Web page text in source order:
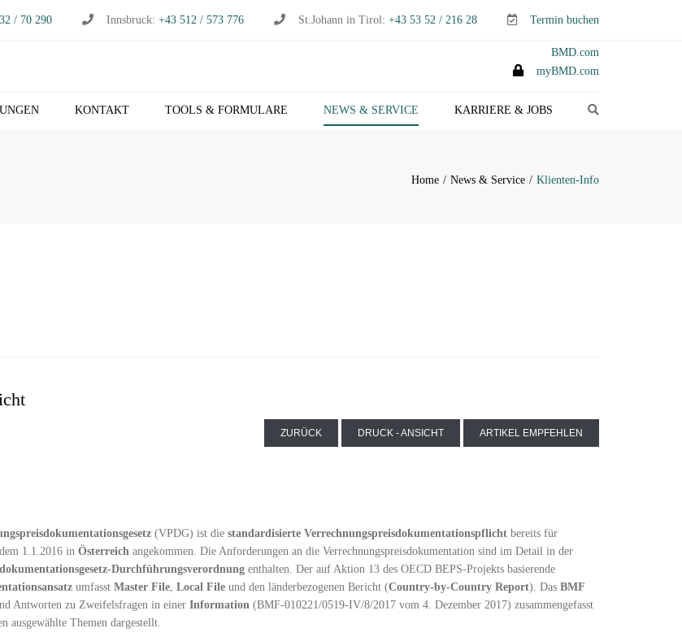
/ 70 290 Innsbruck: +43 512 / 573 776 St.Johann in Tirol: +43 53 52 / 216 28 Termin buchen
BMD.com
myBMD.com
KONTAKT TOOLS & FORMULARE NEWS & SERVICE KARRIERE & JOBS
Home News & Service Klienten-Info
ZURÜCK DRUCK - ANSICHT ARTIKEL EMPFEHLEN
(VPDG) ist die standardisierte Verrechnungspreisdokumentationspflicht bereits für
1.1.2016 in Österreich angekommen. Die Anforderungen an die Verrechnungspreisdokumentation sind im Detail in der
Durchführungsverordnung enthalten. Der auf Aktion 13 des OECD BEPS-Projekts basierende
umfasst Master File Local File und den länderbezogenen Bericht (Country-by-Country Report). Das BMF
Antworten zu Zweifelsfragen in einer Information (BMF-010221/0519-IV/8/2017 vom 4. Dezember 2017) zusammengefasst
ausgewählte Themen dargestellt.